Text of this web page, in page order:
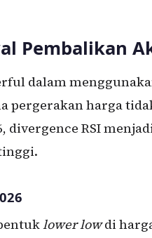
Pembalikan
dalam
pergerakan harga
divergence RSI
lower lowdi